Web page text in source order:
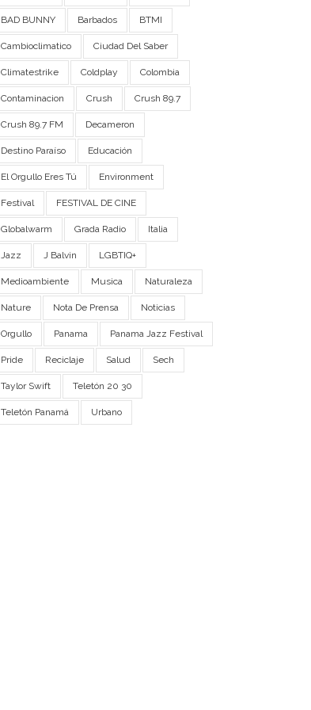
BAD BUNNY Barbados BTMI
Cambioclimatico Ciudad Del Saber
Climatestrike Coldplay Colombia
Contaminacion Crush Crush 89.7
Crush 89.7 FM Decameron
Destino Paraíso Educación
El Orgullo Eres Tú Environment
Festival FESTIVAL DE CINE
Globalwarm Grada Radio Italia
Jazz J Balvin LGBTIQ+
Medioambiente Musica Naturaleza
Nature Nota De Prensa Noticias
Orgullo Panama Panama Jazz Festival
Pride Reciclaje Salud Sech
Taylor Swift Teletón 20 30
Teletón Panamá Urbano